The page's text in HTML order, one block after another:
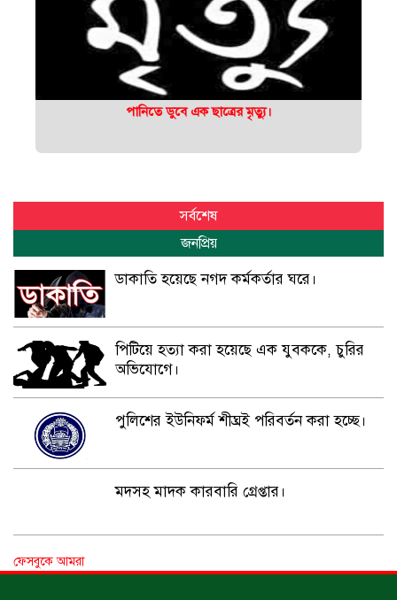
পানিতে ডুবে এক ছাত্রের মৃত্যু।
সর্বশেষ
জনপ্রিয়
ডাকাতি হয়েছে নগদ কর্মকর্তার ঘরে।
পিটিয়ে হত্যা করা হয়েছে এক যুবককে, চুরির
অভিযোগে।
পুলিশের ইউনিফর্ম শীঘ্রই পরিবর্তন করা হচ্ছে।
মদসহ মাদক কারবারি গ্রেপ্তার।
ফেসবুকে আমরা